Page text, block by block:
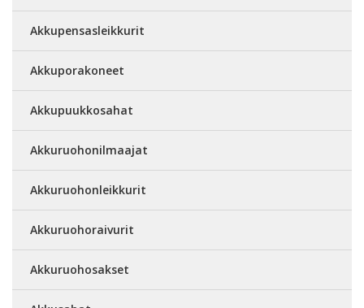
Akkupensasleikkurit
Akkuporakoneet
Akkupuukkosahat
Akkuruohonilmaajat
Akkuruohonleikkurit
Akkuruohoraivurit
Akkuruohosakset